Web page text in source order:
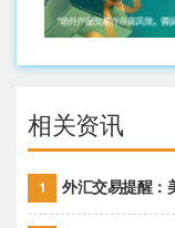
相关资讯
1 外汇交易提醒：